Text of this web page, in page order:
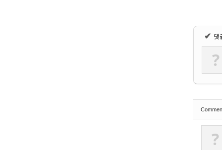
✔ 댓
?
?